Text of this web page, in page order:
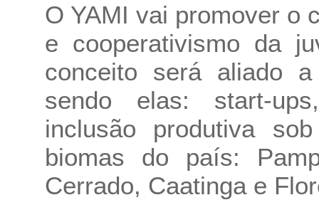
O YAMI vai promover o
e cooperativismo da
conceito será aliado
sendo elas: start-
inclusão produtiva
biomas do país:
Cerrado, Caatinga e